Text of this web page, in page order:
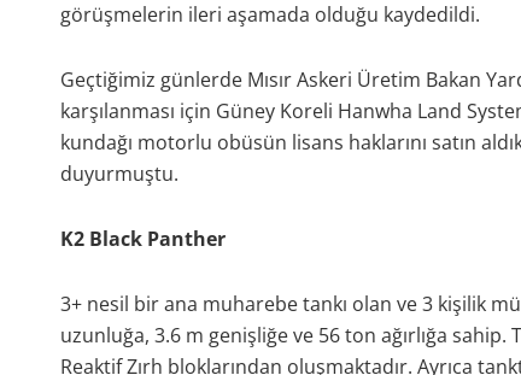
görüşmelerin ileri aşamada olduğu kaydedildi.
Geçtiğimiz günlerde Mısır Askeri Üretim Bakan
karşılanması için Güney Koreli Hanwha Land
kundağı motorlu obüsün lisans haklarını satın
duyurmuştu.
K2 Black Panther
3+ nesil bir ana muharebe tankı olan ve 3 kişilik
uzunluğa, 3.6 m genişliğe ve 56 ton ağırlığa sahip.
Reaktif Zırh bloklarından oluşmaktadır. Ayrıca